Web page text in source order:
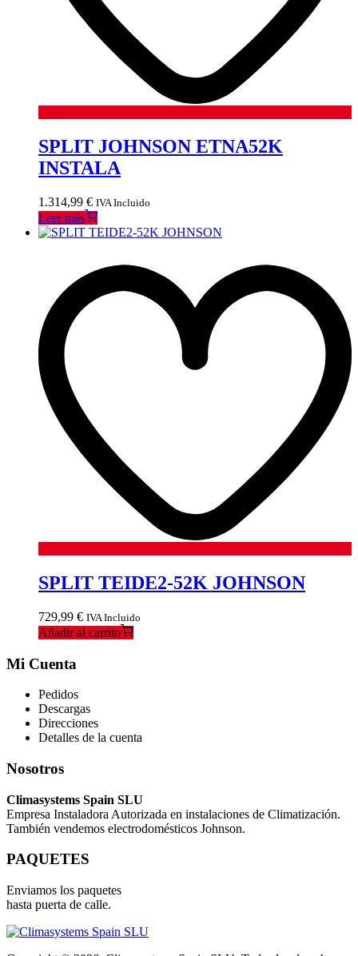
SPLIT JOHNSON ETNA52K
INSTALA
1.314,99 € IVA Incluido
Leer más
SPLIT TEIDE2-52K JOHNSON
729,99 € IVA Incluido
Añadir al carrito
Mi Cuenta
Pedidos
Descargas
Direcciones
Detalles de la cuenta
Nosotros
Climasystems Spain SLU
Empresa Instaladora Autorizada en instalaciones de Climatización.
También vendemos electrodomésticos Johnson.
PAQUETES
Enviamos los paquetes
hasta puerta de calle.